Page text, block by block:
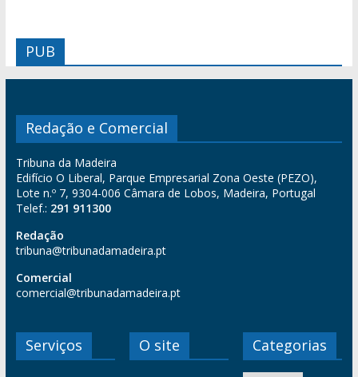
PUB
Redação e Comercial
Tribuna da Madeira
Edifício O Liberal, Parque Empresarial Zona Oeste (PEZO),
Lote n.º 7, 9304-006 Câmara de Lobos, Madeira, Portugal
Telef.: 291 911300
Redação
tribuna@tribunadamadeira.pt
Comercial
comercial@tribunadamadeira.pt
Serviços O site Categorias